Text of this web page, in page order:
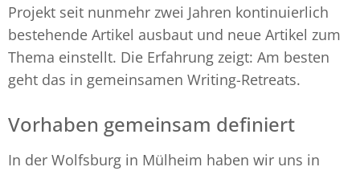
Projekt seit nunmehr zwei Jahren kontinuierlich
bestehende Artikel ausbaut und neue Artikel zum
Thema einstellt. Die Erfahrung zeigt: Am besten
geht das in gemeinsamen Writing-Retreats.
Vorhaben gemeinsam definiert
In der Wolfsburg in Mülheim haben wir uns in